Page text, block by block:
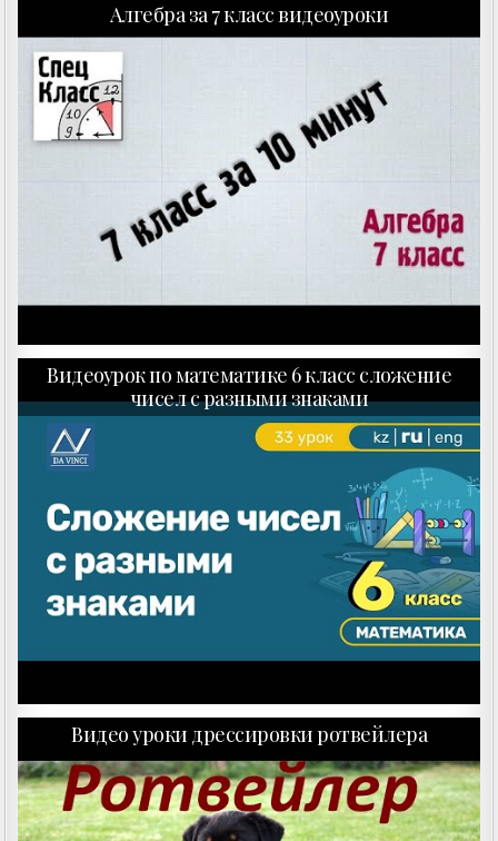
Алгебра за 7 класс видеоуроки
Видеоурок по математике 6 класс сложение
чисел с разными знаками
Видео уроки дрессировки ротвейлера